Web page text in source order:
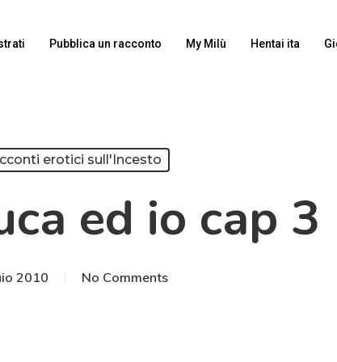
Pubblica un racconto My Milù Hentai ita
erotici sull'Incesto
ed io cap 3
2010 No Comments